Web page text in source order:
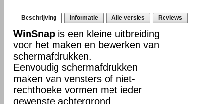
Beschrijving Informatie Alle versies Reviews
WinSnap is een kleine uitbreiding
voor het maken en bewerken van
schermafdrukken.
Eenvoudig schermafdrukken
maken van vensters of niet-
rechthoeke vormen met ieder
gewenste achtergrond,